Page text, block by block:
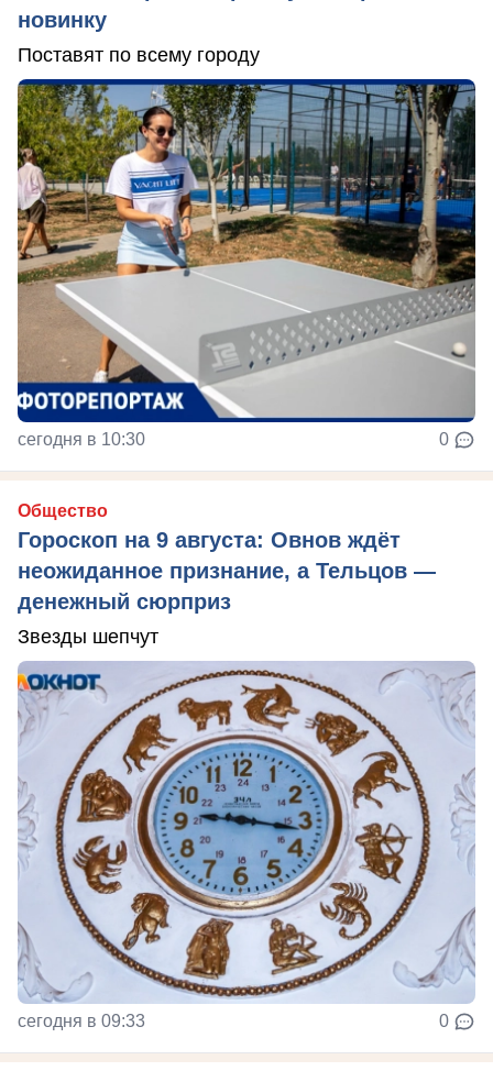
новинку
Поставят по всему городу
сегодня в 10:30 0
Общество
Гороскоп на 9 августа: Овнов ждёт
неожиданное признание, а Тельцов —
денежный сюрприз
Звезды шепчут
сегодня в 09:33 0